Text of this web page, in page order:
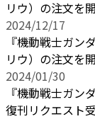
リウ）の注文を
2024/12/17
『機動戦士ガン
リウ）の注文を
2024/01/30
『機動戦士ガン
復刊リクエスト